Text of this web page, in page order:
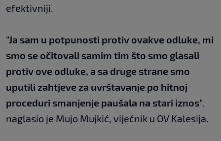
efektivniji.
"Ja sam u potpunosti protiv ovakve odluke, mi
smo se očitovali samim tim što smo glasali
protiv ove odluke, a sa druge strane smo
uputili zahtjeve za uvrštavanje po hitnoj
proceduri smanjenje paušala na stari iznos",
naglasio je Mujo Mujkić, vijećnik u OV Kalesija.